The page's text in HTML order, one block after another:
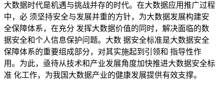
大数据时代是机遇与挑战并存的时代。在大数据应用推广过程
中，必 须坚持安全与发展并重的方针，为大数据发展构建安
全保障体系，在充分 发挥大数据价值的同时，解决面临的数
据安全和个人信息保护问题。大数 据安全标准是大数据安全
保障体系的重要组成部分，对其实施起到引领和 指导性作
用。为此，亟待从技术和产业发展角度加快推进大数据安全标
准 化工作，为我国大数据产业的健康发展提供有效支撑。